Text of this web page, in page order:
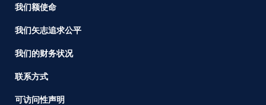
我们额使命
我们矢志追求公平
我们的财务状况
联系方式
可访问性声明